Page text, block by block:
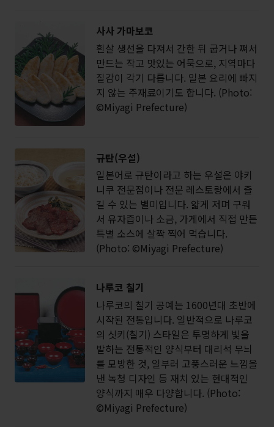
사사 가마보코
흰살 생선을 다져서 간한 뒤 굽거나 쪄서
만드는 작고 맛있는 어묵으로, 지역마다
질감이 각기 다릅니다. 일본 요리에 빠지
지 않는 주재료이기도 합니다. (Photo:
©Miyagi Prefecture)
규탄(우설)
일본어로 규탄이라고 하는 우설은 야키
니쿠 전문점이나 전문 레스토랑에서 즐
길 수 있는 별미입니다. 얇게 저며 구워
서 유자즙이나 소금, 가게에서 직접 만든
특별 소스에 살짝 찍어 먹습니다.
(Photo: ©Miyagi Prefecture)
나루코 칠기
나루코의 칠기 공예는 1600년대 초반에
시작된 전통입니다. 일반적으로 나루코
의 싯키(칠기) 스타일은 투명하게 빛을
발하는 전통적인 양식부터 대리석 무늬
를 모방한 것, 일부러 고풍스러운 느낌을
낸 녹청 디자인 등 재치 있는 현대적인
양식까지 매우 다양합니다. (Photo:
©Miyagi Prefecture)